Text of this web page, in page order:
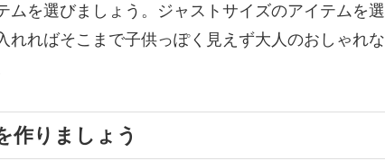
を選びましょう。ジャストサイズのアイテムを
ればそこまで子供っぽく見えず大人のおしゃれ
作りましょう